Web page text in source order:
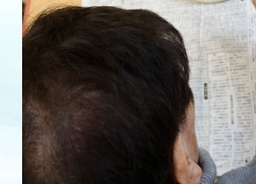
ブログ
会社案内
個人情報保護方針
採用情報